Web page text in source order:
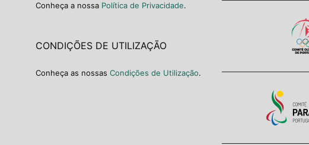
Conheça a nossa Política de Privacidade.
CONDIÇÕES DE UTILIZAÇÃO
Conheça as nossas Condições de Utilização.